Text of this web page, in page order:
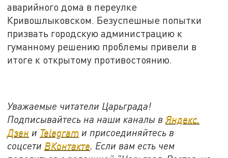
аварийного дома в переулке
Кривошлыковском. Безуспешные попытки
призвать городскую администрацию к
гуманному решению проблемы привели в
итоге к открытому противостоянию.
Уважаемые читатели Царьграда!
Подписывайтесь на наши каналы вЯндекс.
Дзен и Telegram и присоединяйтесь в
соцсети ВКонтакте. Если вам есть чем